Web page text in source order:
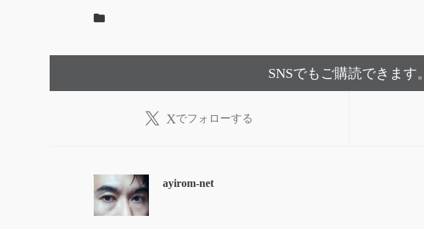
SNSでもご購読できます。
Xでフォローする
ayirom-net